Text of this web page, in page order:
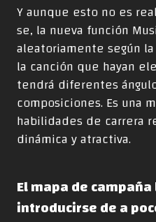
Y aunque esto no es
se, la nueva función
aleatoriamente según
la canción que hayan
tendrá diferentes
composiciones. Es una
habilidades de carrera
dinámica y atractiva.
El mapa de
introducirse de a